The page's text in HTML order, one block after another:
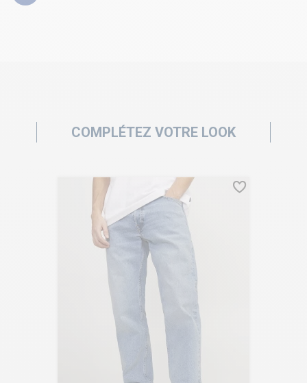
COMPLÉTEZ VOTRE LOOK